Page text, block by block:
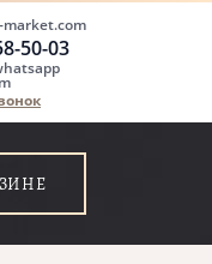
market.com
50-03